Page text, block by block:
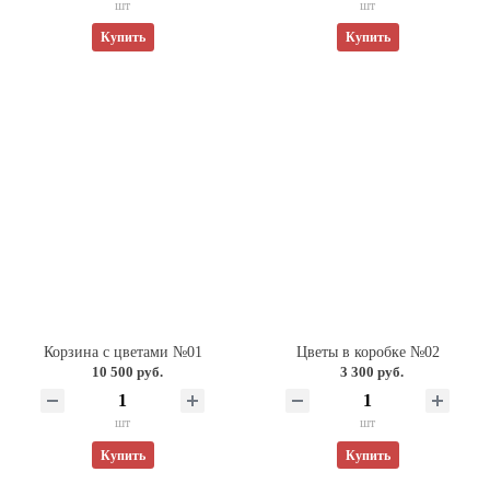
шт
Купить
шт
Купить
Корзина с цветами №01
10 500 руб.
шт
Купить
Цветы в коробке №02
3 300 руб.
шт
Купить